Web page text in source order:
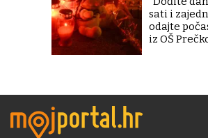
sati i
odajte
iz OŠ